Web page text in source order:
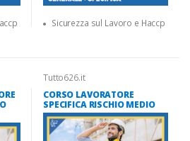
Sicurezza sul Lavoro e Haccp
Tutto626.it
CORSO LAVORATORE
SPECIFICA RISCHIO MEDIO